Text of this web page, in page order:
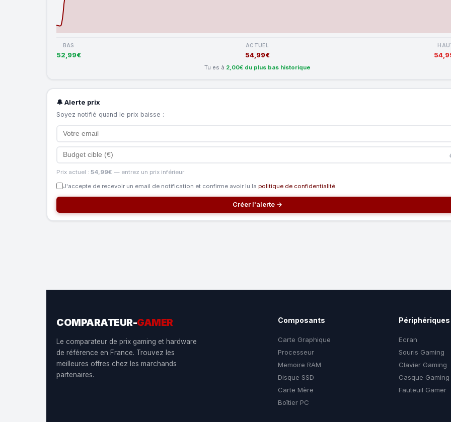
BAS
52,99€
ACTUEL
54,99€
Tu es à 2,00€ du plus bas historique
🔔 Alerte prix
Soyez notifié quand le prix baisse :
Prix actuel : 54,99€ — entrez un prix inférieur
J'accepte de recevoir un email de notification et confirme avoir lu la politique de confidentialité.
Créer l'alerte →
COMPARATEUR-GAMER
Le comparateur de prix gaming et hardware
de référence en France. Trouvez les
meilleures offres chez les marchands
partenaires.
Composants
Carte Graphique
Processeur
Memoire RAM
Disque SSD
Carte Mère
Boîtier PC
Périphériques
Ecran
Souris Gaming
Clavier Gaming
Casque Gaming
Fauteuil Gamer